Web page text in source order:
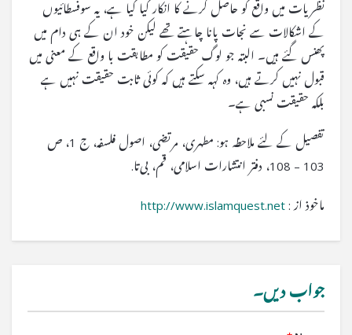
نظریات میں واقع کو حاصل کرنے کا انکار کیا گیا ہے، یہ سوفسطائیوں
کے اشکالات سے نجات پانا چاہتے تھے لیکن خود ان کے ہی دام میں
پھنس گئے ہیں۔ البتہ جو لوگ حقیقت کو مطابقت با واقع کے معنی میں
قبول نہیں کرتے ہیں، وہ کہہ سکتے ہیں کہ کوئی ثابت حقیقت نہیں ہے
بلکہ حقیقت نسبی ہے۔
تفصیل کے لئے ملاحظہ ہو: مطهری، مرتضی، اصول فلسفه، ج 1، ص
103 – 108، دفتر انتشارات اسلامی، قم، بی‌تا.
ماخوذ از : http://www.islamquest.net
جواب دیں۔